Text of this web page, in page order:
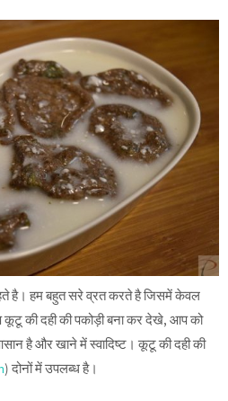
है। हम बहुत सरे व्रत करते है जिसमें केवल
कूटू की दही की पकोड़ी बना कर देखे, आप को
है और खाने में स्वादिष्ट। कूटू की दही की
) दोनों में उपलब्ध है।